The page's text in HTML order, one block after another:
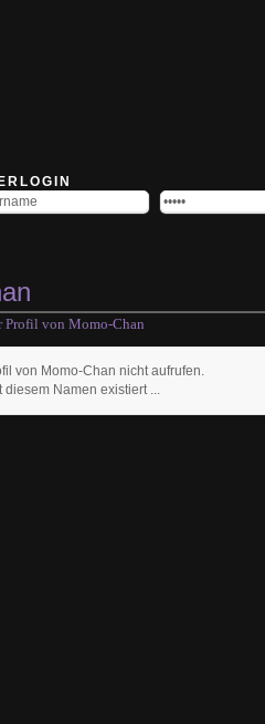
Profil von Momo-Chan
von Momo-Chan nicht aufrufen.
diesem Namen existiert ...